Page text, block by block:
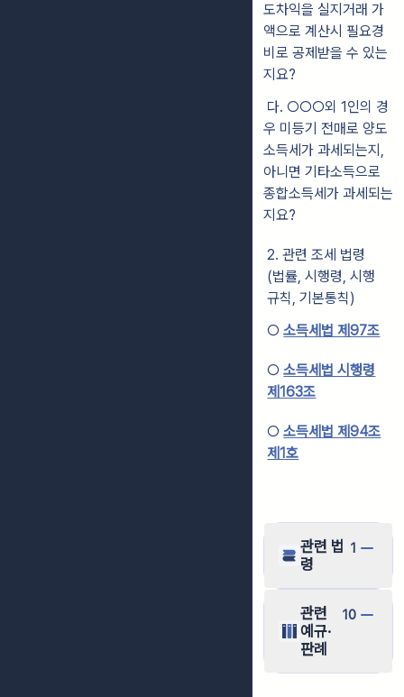
도차익을 실지거래 가
액으로 계산시 필요경
비로 공제받을 수 있는
지요?
다. ○○○외 1인의 경
우 미등기 전매로 양도
소득세가 과세되는지,
아니면 기타소득으로
종합소득세가 과세되는
지요?
2. 관련 조세 법령
(법률, 시행령, 시행
규칙, 기본통칙)
○소득세법 제97조
○소득세법 시행령
제163조
○소득세법 제94조
제1호
관련 법
령
1
관련
예규·
판례
10